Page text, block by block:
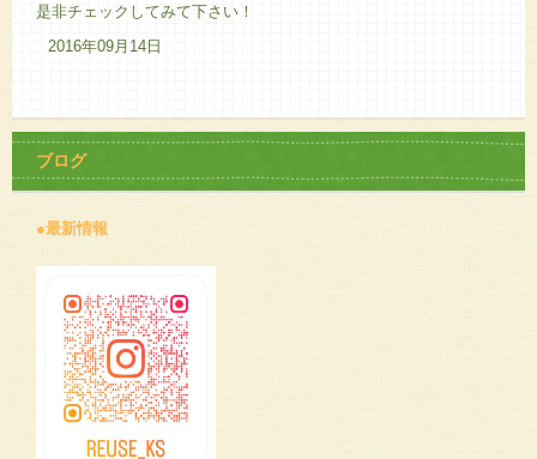
是非チェックしてみて下さい！
2016年09月14日
ブログ
●最新情報